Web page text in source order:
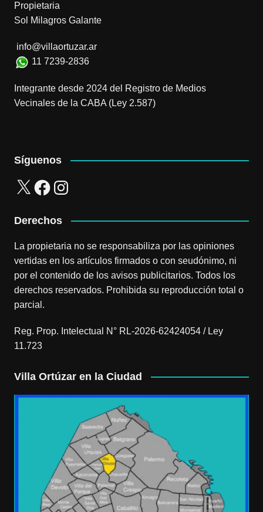
Propietaria
Sol Milagros Galante
info@villaortuzar.ar
11 7239-2836
Integrante desde 2024 del Registro de Medios
Vecinales de la CABA (Ley 2.587)
Síguenos
X FacebookInstagram
Derechos
La propietaria no se responsabiliza por las opiniones
vertidas en los artículos firmados o con seudónimo, ni
por el contenido de los avisos publicitarios. Todos los
derechos reservados. Prohibida su reproducción total o
parcial.
Reg. Prop. Intelectual N° RL-2026-62424054 / Ley
11.723
Villa Ortúzar en la Ciudad